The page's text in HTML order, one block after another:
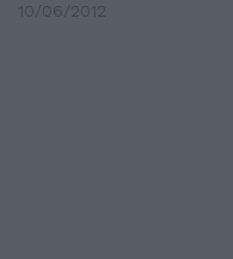
10/06/2012